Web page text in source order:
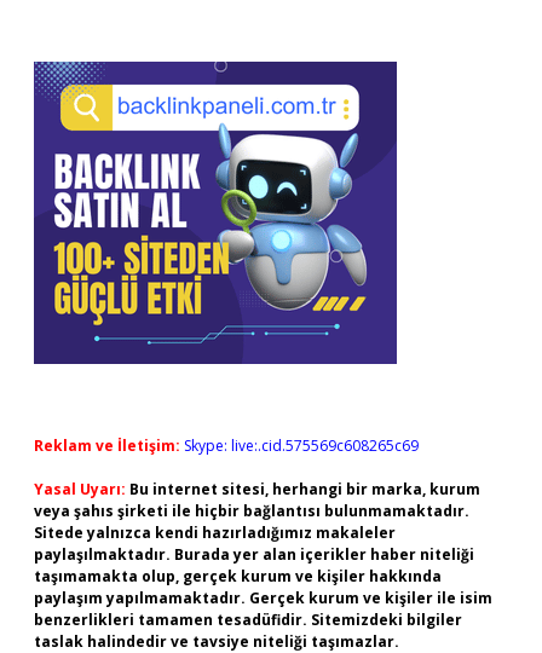
Reklam ve İletişim: Skype: live:.cid.575569c608265c69
Yasal Uyarı: Bu internet sitesi, herhangi bir marka, kurum
veya şahıs şirketi ile hiçbir bağlantısı bulunmamaktadır.
Sitede yalnızca kendi hazırladığımız makaleler
paylaşılmaktadır. Burada yer alan içerikler haber niteliği
taşımamakta olup, gerçek kurum ve kişiler hakkında
paylaşım yapılmamaktadır. Gerçek kurum ve kişiler ile isim
benzerlikleri tamamen tesadüfidir. Sitemizdeki bilgiler
taslak halindedir ve tavsiye niteliği taşımazlar.